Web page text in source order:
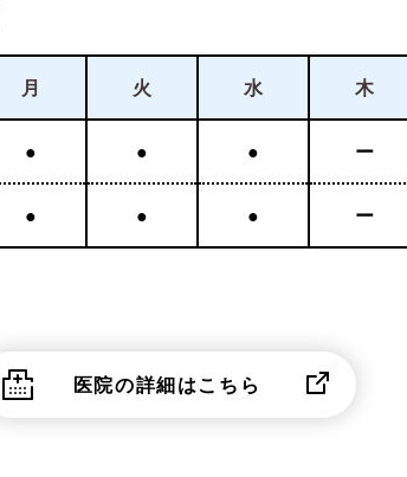
月 火 水 木
● ● ● ー
● ● ● ー
医院の詳細はこちら